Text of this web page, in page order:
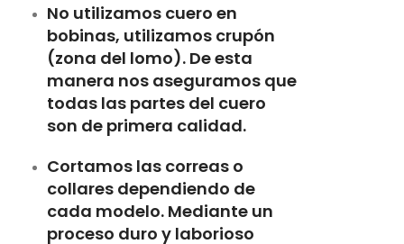
No utilizamos cuero en
bobinas, utilizamos crupón
(zona del lomo). De esta
manera nos aseguramos que
todas las partes del cuero
son de primera calidad.
Cortamos las correas o
collares dependiendo de
cada modelo. Mediante un
proceso duro y laborioso